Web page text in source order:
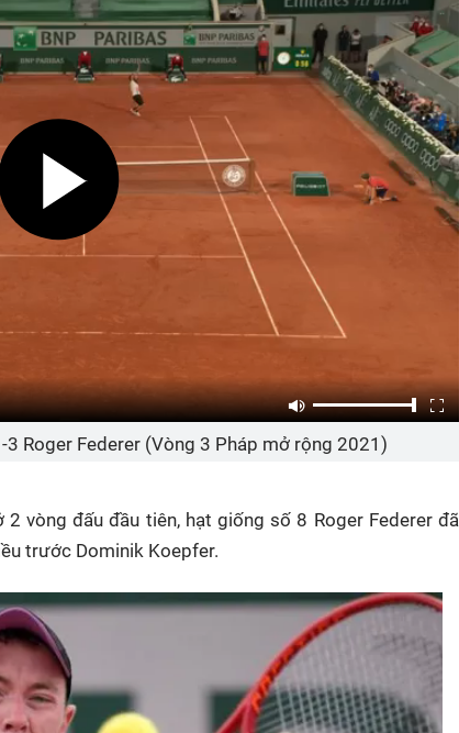
3 Roger Federer (Vòng 3 Pháp mở rộng 2021)
vòng đấu đầu tiên, hạt giống số 8 Roger Federer đã
trước Dominik Koepfer.